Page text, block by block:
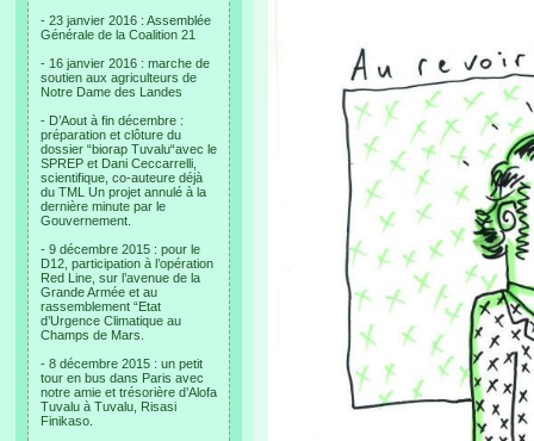
- 23 janvier 2016 : Assemblée
Générale de la Coalition 21
- 16 janvier 2016 : marche de
soutien aux agriculteurs de
Notre Dame des Landes
- D’Aout à fin décembre :
préparation et clôture du
dossier “biorap Tuvalu“avec le
SPREP et Dani Ceccarrelli,
scientifique, co-auteure déjà
du TML Un projet annulé à la
dernière minute par le
Gouvernement.
- 9 décembre 2015 : pour le
D12, participation à l’opération
Red Line, sur l’avenue de la
Grande Armée et au
rassemblement “Etat
d’Urgence Climatique au
Champs de Mars.
- 8 décembre 2015 : un petit
tour en bus dans Paris avec
notre amie et trésorière d’Alofa
Tuvalu à Tuvalu, Risasi
Finikaso.